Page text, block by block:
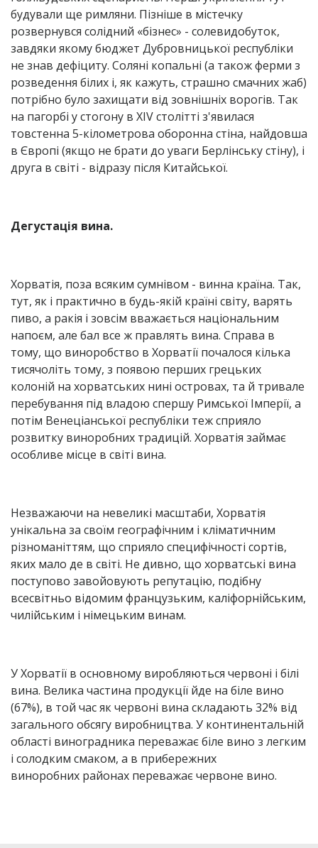
будували ще римляни. Пізніше в містечку
розвернувся солідний «бізнес» - солевидобуток,
завдяки якому бюджет Дубровницької республіки
не знав дефіциту. Соляні копальні (а також ферми з
розведення білих і, як кажуть, страшно смачних жаб)
потрібно було захищати від зовнішніх ворогів. Так
на пагорбі у стогону в XIV столітті з'явилася
товстенна 5-кілометрова оборонна стіна, найдовша
в Європі (якщо не брати до уваги Берлінську стіну), і
друга в світі - відразу після Китайської.
Дегустація вина.
Хорватія, поза всяким сумнівом - винна країна. Так,
тут, як і практично в будь-якій країні світу, варять
пиво, а ракія і зовсім вважається національним
напоєм, але бал все ж правлять вина. Справа в
тому, що виноробство в Хорватії почалося кілька
тисячоліть тому, з появою перших грецьких
колоній на хорватських нині островах, та й тривале
перебування під владою спершу Римської Імперії, а
потім Венеціанської республіки теж сприяло
розвитку виноробних традицій. Хорватія займає
особливе місце в світі вина.
Незважаючи на невеликі масштаби, Хорватія
унікальна за своїм географічним і кліматичним
різноманіттям, що сприяло специфічності сортів,
яких мало де в світі. Не дивно, що хорватські вина
поступово завойовують репутацію, подібну
всесвітньо відомим французьким, каліфорнійським,
чилійським і німецьким винам.
У Хорватії в основному виробляються червоні і білі
вина. Велика частина продукції йде на біле вино
(67%), в той час як червоні вина складають 32% від
загального обсягу виробництва. У континентальній
області виноградника переважає біле вино з легким
і солодким смаком, а в прибережних
виноробних районах переважає червоне вино.